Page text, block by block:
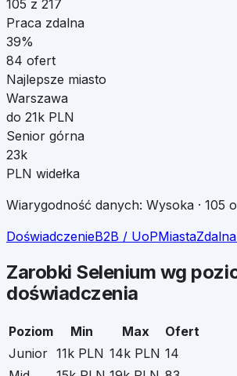
105 z 217
Praca zdalna
39%
84 ofert
Najlepsze miasto
Warszawa
do 21k PLN
Senior górna
23k
PLN widełka
Wiarygodność danych: Wysoka · 105
DoświadczenieB2B / UoPMiastaZdalna
Zarobki Selenium wg
doświadczenia
Poziom Min Max
Ofert
Junior 11k PLN 14k PLN 14